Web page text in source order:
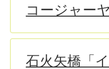
コージャー
石火矢橋「